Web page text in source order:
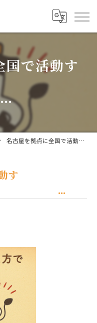
国で活動す
名古屋を拠点に全国で活動する ...
す